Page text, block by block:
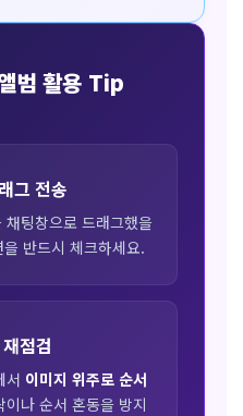
범 활용 Tip
그 전송
팅창으로 드래그했을
을 반드시 체크하세요.
점검
서 이미지 위주로 순서
이나 순서 혼동을 방지